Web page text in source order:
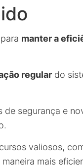
manter a
regular do
de segurança e
valiosos,
mais